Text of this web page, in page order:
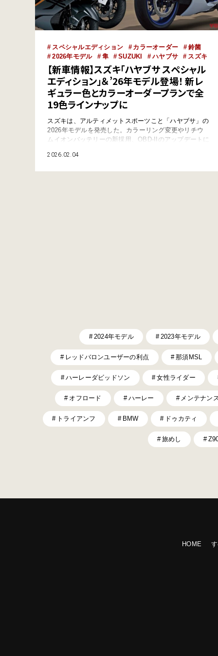
スペシャルエディション カラーオーダー
鈴菌
2026年モデル
隼 SUZUKI ハヤブサ スズキ
【新車情報】スズキ「ハヤブサ スペシャル
エディション」＆’26年モデル登場！ 新レ
ギュラー色とカラーオーダープランで全
19色ラインナップに
スズキは、アルティメットスポーツこと「ハヤブサ」の
2026年モデルを発売した。カラーリング変更やリチウ
ムイオンバッテリーの新採用、OBD-IIのアップデートに
ディション」も登場している。例年通りカラーオーダー
2026.02.04
2024年モデル 2023年モデル
レッドバロンユーザーの利点 那須MSL
ハーレーダビッドソン 女性ライダー
オフロード ハーレー メンテナン
トライアンフ BMW ドゥカティ
旅めし
HOME